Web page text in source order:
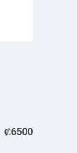
₡6500